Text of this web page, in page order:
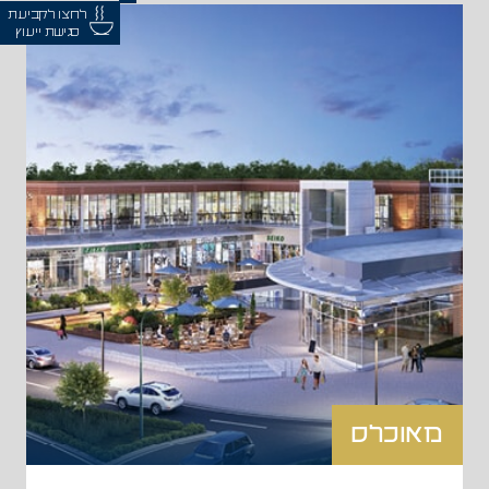
"צמרות המושבה" בבאר יעקב, המרכז עתיד להיפתח בחודש
אוגוסט 2025. מרכז Rotshtein's נבנה בכדי לענות על צורך בשטחי
מסחר בשכונה מתפתחת אשר עתידה לאכלס כ- 4,000 בתי אב,
לדף הפרויקט >
מאוכלס
לחצו לקביעת
פגישת ייעוץ